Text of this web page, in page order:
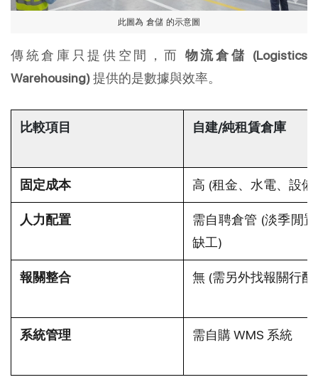
此圖為  倉儲  的示意圖
傳統倉庫只提供空間，而 物流倉儲 (Logistics
Warehousing) 提供的是數據與效率。
比較項目 自建/純租賃倉庫
固定成本 高 (租金、水電、設備
人力配置
需自聘倉管 (淡季閒
缺工)
報關整合 無 (需另外找報關行配
系統管理 需自購 WMS 系統